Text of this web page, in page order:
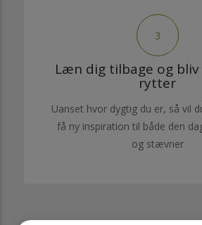
3
Læn dig tilbage og bliv
rytter
Uanset hvor dygtig du er, så vil
få ny inspiration til både den
og stævner